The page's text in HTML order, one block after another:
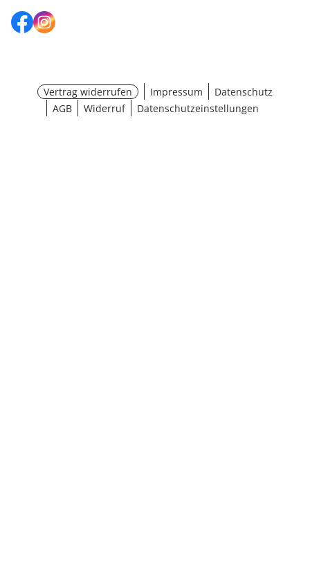
Vertrag widerrufen Impressum
Datenschutz
AGB
Widerruf Datenschutzeinstellungen